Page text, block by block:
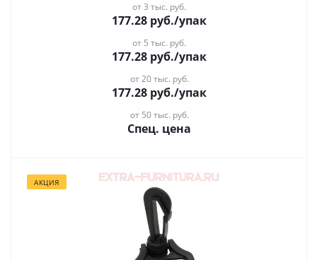
от 3 тыс. руб.
177.28 руб./упак
от 5 тыс. руб.
177.28 руб./упак
от 20 тыс. руб.
177.28 руб./упак
от 50 тыс. руб.
Спец. цена
АКЦИЯ